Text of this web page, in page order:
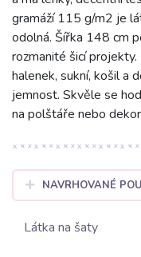
gramáží 115 g/m2 je
odolná. Šířka 148 cm
rozmanité šicí
halenek, sukní, košil a
jemnost. Skvěle se
na polštáře nebo
NAVRHOVANÉ
Látka na šaty